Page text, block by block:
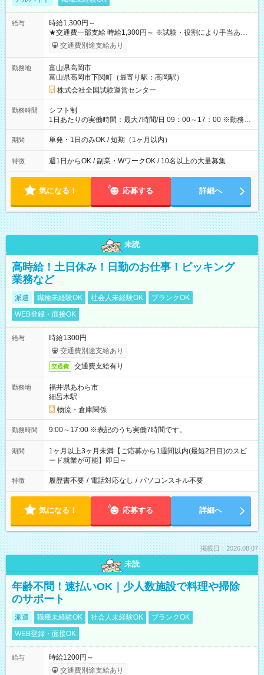
給与
時給1,300円～
★交通費一部支給 時給1,300円～ ※試験・役割により手当あり
※勤務回数により昇給あり 【即給（前払い）オプションあ
り！】 希望される場合、勤務から1週間ほどで給与の一部を受け
例】 ・河合塾模擬試験 8:30～17:30（休憩1時間） 時給1,300円
×8時間＝日収10,400円＋交通費 ※当日の役割により時給＋100
円の場合あり ・国家試験 7:00～13:30（休憩なし） 時給1,300
円（役割手当＋100円）×6時間＝日収8,400円＋交通費 【試用期
間】試用期間なし
交通費別途支給あり
勤務地
富山県高岡市
富山県高岡市下関町（最寄り駅：高岡駅）
株式会社全国試験運営センター
勤務時間
シフト制
1日あたりの実働時間：最大7時間/日 09：00～17：00 ※勤務時
間は 試験により異なります。
期間 単発・1日のみOK / 短期（1ヶ月以内）
特徴 週1日からOK / 副業・WワークOK / 10名以上の大量募集
気になる！ 応募する 詳細へ
未読
高時給！土日休み！日勤のお仕事！ピッキング
業務など
派遣 職種未経験OK 社会人未経験OK
ブランクOK
WEB登録・面接OK
給与
時給1300円
交通費別途支給あり
交通費 交通費支給有り
勤務地
福井県あわら市
細呂木駅
物流・倉庫関係
勤務時間 9:00～17:00 ※表記のうち実働7時間です。
期間
1ヶ月以上3ヶ月未満【ご応募から1週間以内(最短2日目)のスピ
ード就業が可能】即日～
特徴 履歴書不要 / 電話対応なし / パソコンスキル不要
気になる！ 応募する 詳細へ
掲載日：2026.08.07
未読
年齢不問！速払いOK｜少人数施設で料理や掃除
のサポート
派遣 職種未経験OK 社会人未経験OK
ブランクOK
WEB登録・面接OK
給与
時給1200円～
交通費別途支給あり